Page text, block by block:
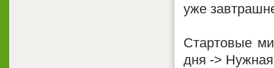
уже
Стартовые
дня -> Нужная